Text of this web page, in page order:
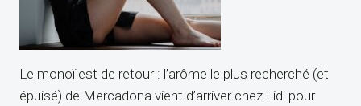
Le monoï est de retour : l’arôme le plus recherché (et
épuisé) de Mercadona vient d’arriver chez Lidl pour